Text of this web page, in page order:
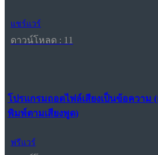
แชร์แวร์
ดาวน์โหลด : 11
โปรแกรมถอดไฟล์เสียงเป็นข้อความ
พิมพ์ตามเสียงพูด)
ฟรีแวร์